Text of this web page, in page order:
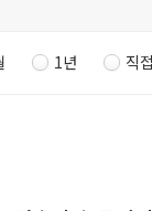
1년 직